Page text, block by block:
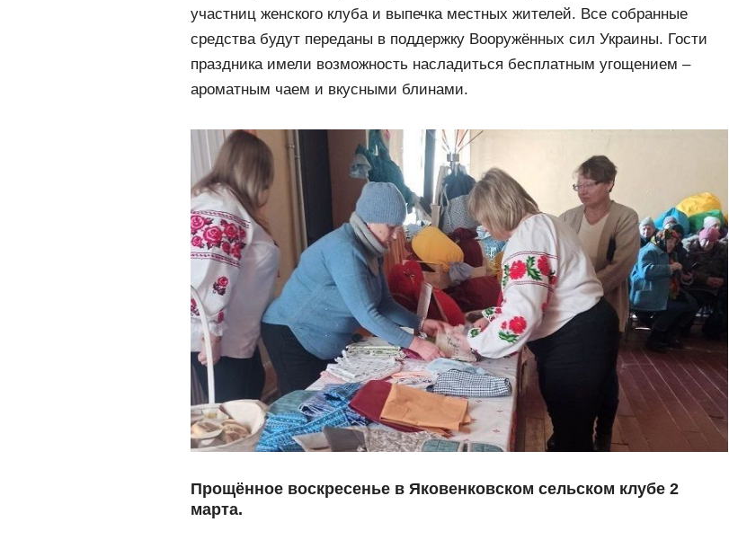
участниц женского клуба и выпечка местных жителей. Все собранные
средства будут переданы в поддержку Вооружённых сил Украины. Гости
праздника имели возможность насладиться бесплатным угощением –
ароматным чаем и вкусными блинами.
Прощённое воскресенье в Яковенковском сельском клубе 2
марта.